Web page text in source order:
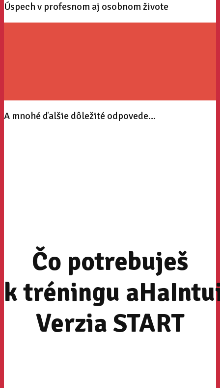
Úspech v profesnom aj osobnom živote
A mnohé ďalšie dôležité odpovede...
Čo potrebuješ
k tréningu
Verzia START